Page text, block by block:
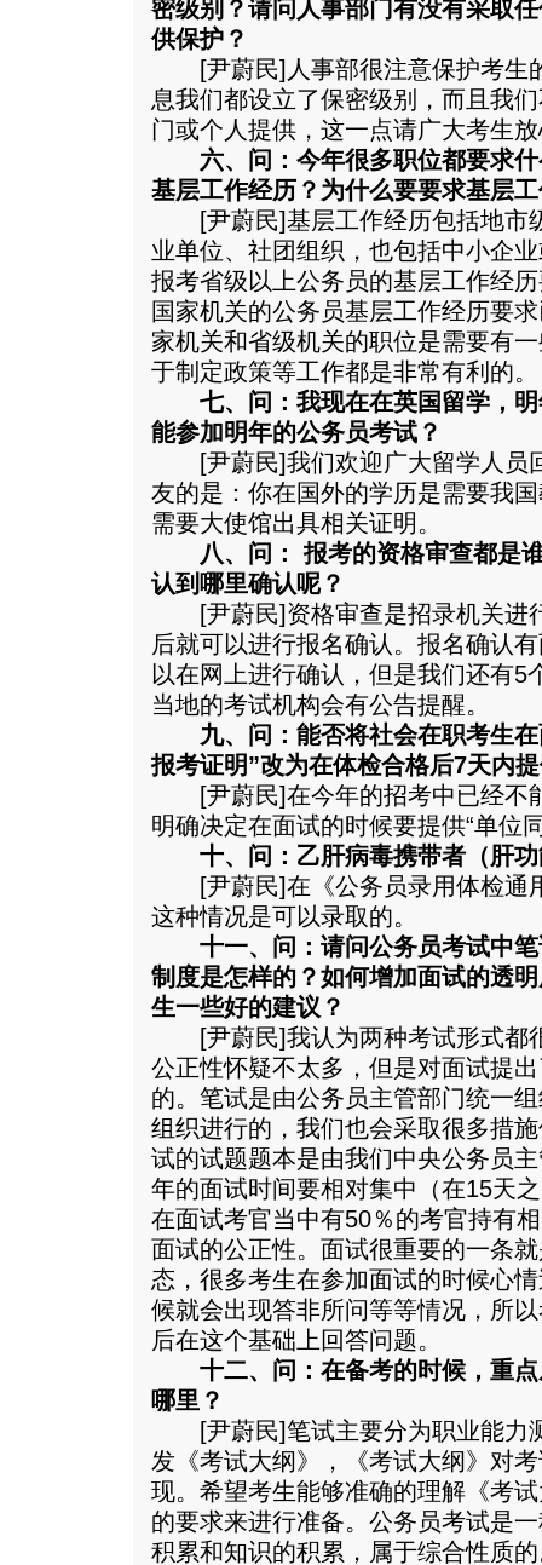
密级别？请问人事部门有没有采取
供保护？
[尹蔚民]人事部很注意保护考生
息我们都设立了保密级别，而且我
门或个人提供，这一点请广大考生
六、问：今年很多职位都要求
基层工作经历？为什么要要求基层
[尹蔚民]基层工作经历包括地市
业单位、社团组织，也包括中小企
报考省级以上公务员的基层工作经
国家机关的公务员基层工作经历要
家机关和省级机关的职位是需要有
于制定政策等工作都是非常有利的。
七、问：我现在在英国留学，
能参加明年的公务员考试？
[尹蔚民]我们欢迎广大留学人员
友的是：你在国外的学历是需要我
需要大使馆出具相关证明。
八、问： 报考的资格审查都是
认到哪里确认呢？
[尹蔚民]资格审查是招录机关进
后就可以进行报名确认。报名确认
以在网上进行确认，但是我们还有5
当地的考试机构会有公告提醒。
九、问：能否将社会在职考生
报考证明”改为在体检合格后7天内
[尹蔚民]在今年的招考中已经不
明确决定在面试的时候要提供“单位
十、问：乙肝病毒携带者（肝
[尹蔚民]在《公务员录用体检通
这种情况是可以录取的。
十一、问：请问公务员考试中
制度是怎样的？如何增加面试的透
生一些好的建议？
[尹蔚民]我认为两种考试形式都
公正性怀疑不太多，但是对面试提
的。笔试是由公务员主管部门统一
组织进行的，我们也会采取很多措
试的试题题本是由我们中央公务员
年的面试时间要相对集中（在15天
在面试考官当中有50％的考官持有
面试的公正性。面试很重要的一条
态，很多考生在参加面试的时候心
候就会出现答非所问等等情况，所
后在这个基础上回答问题。
十二、问：在备考的时候，重
哪里？
[尹蔚民]笔试主要分为职业能力
发《考试大纲》，《考试大纲》对
现。希望考生能够准确的理解《考
的要求来进行准备。公务员考试是
积累和知识的积累，属于综合性质